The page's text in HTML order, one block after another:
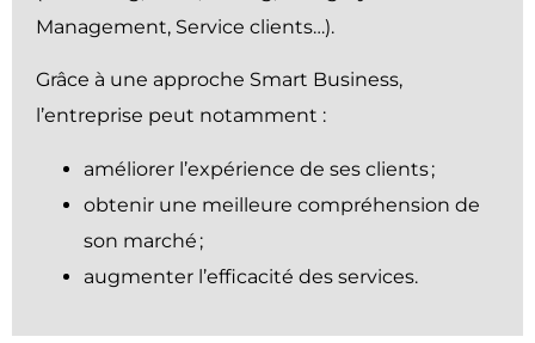
Management, Service clients…).
Grâce à une approche Smart Business,
l’entreprise peut notamment :
améliorer l’expérience de ses clients ;
obtenir une meilleure compréhension de
son marché ;
augmenter l’efficacité des services.